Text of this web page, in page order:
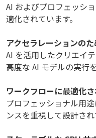
AI およびプロフェッシ
適化されています。
アクセラレーションの
AI を活用したクリエイ
高度な AI モデルの実行
ワークフローに最適化
プロフェッショナル用
ンスを重視して設計され